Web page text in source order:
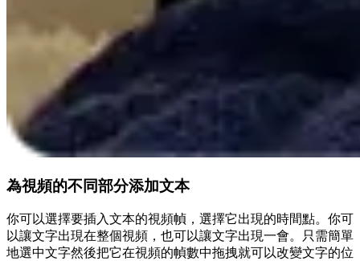
為視頻的不同部分添加文本
你可以選擇要插入文本的視頻幀，選擇它出現的時間點。你可
以讓文字出現在整個視頻，也可以讓文字出現一會。只需簡單
地選中文字然後把它在視頻的幀數中拖拽就可以改變文字的位